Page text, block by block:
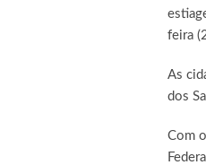
feira
As
dos
Com